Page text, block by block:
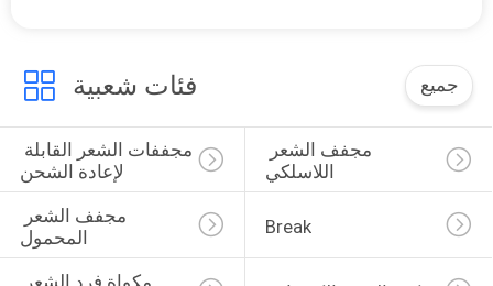
جهاز إزالة الشعر IPL
9
فئات شعبية جميع
مجففات الشعر القابلة
لإعادة الشحن
مجفف الشعر
اللاسلكي
مجفف الشعر
المحمول
Break
مكواة فرد الشعر